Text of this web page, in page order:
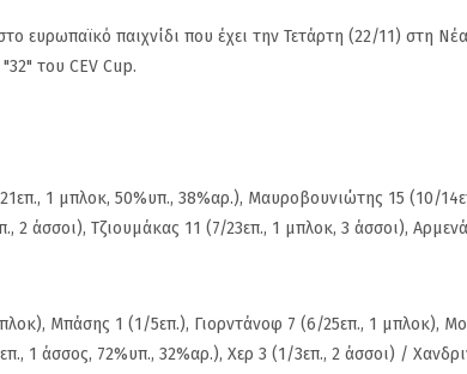
ευρωπαϊκό παιχνίδι που έχει την Τετάρτη (22/11) στη
του CEV Cup.
1 μπλοκ, 50%υπ., 38%αρ.), Μαυροβουνιώτης 15 (10/
άσσοι), Τζιουμάκας 11 (7/23επ., 1 μπλοκ, 3 άσσοι),
Μπάσης 1 (1/5επ.), Γιορντάνοφ 7 (6/25επ., 1 μπλοκ),
1 άσσος, 72%υπ., 32%αρ.), Χερ 3 (1/3επ., 2 άσσοι) /
Craninx ο Πανιώνιος
απάντηση